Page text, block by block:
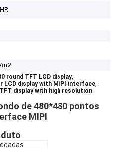
m2
round TFT LCD display,
LCD display with MIPI interface,
display with high resolution
de 480*480 pontos
MIPI